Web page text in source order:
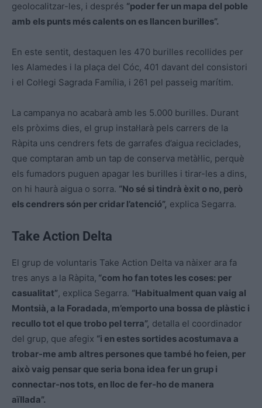
geolocalitzar-les, i després “poder fer un mapa del poble
amb els punts més calents on es llancen burilles”.
En este sentit, destaquen les 470 burilles recollides per
les Alamedes i la plaça del Cóc, 401 davant del consistori
i el Col·legi Sagrada Família, i 261 pel passeig marítim.
La campanya no acabarà amb les 5.000 burilles. Durant
els pròxims dies, el grup instal·larà pels carrers de la
Ràpita uns cendrers fets de garrafes d’aigua reciclades,
que comptaran amb un tap de conserva metàl·lic, perquè
els fumadors puguen apagar les burilles i tirar-les a dins,
on hi haurà aigua o sorra. “No sé si tindrà èxit o no, però
els cendrers són per cridar l’atenció”, explica Segarra.
Take Action Delta
El grup de voluntaris Take Action Delta va nàixer ara fa
tres anys a la Ràpita, “com ho fan totes les coses: per
casualitat”, explica Segarra. “Habitualment quan vaig al
Montsià, a la Foradada, m’emporto una bossa de plàstic i
recullo tot el que trobo pel terra”, detalla el coordinador
del grup, que afegix “i en estes sortides acostumava a
trobar-me amb altres persones que també ho feien, per
això vaig pensar que seria bona idea fer un grup i
connectar-nos tots, en lloc de fer-ho de manera
aïllada”.